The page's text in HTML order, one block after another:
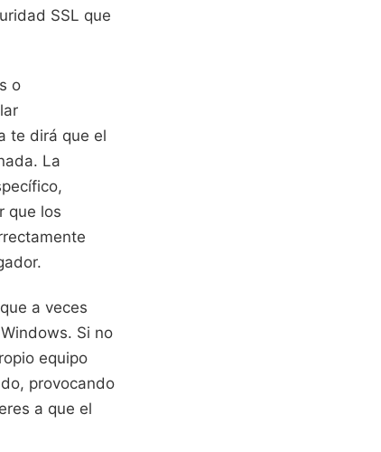
SSL que
o
te dirá que el
La
que los
a veces
Si no
equipo
provocando
a que el